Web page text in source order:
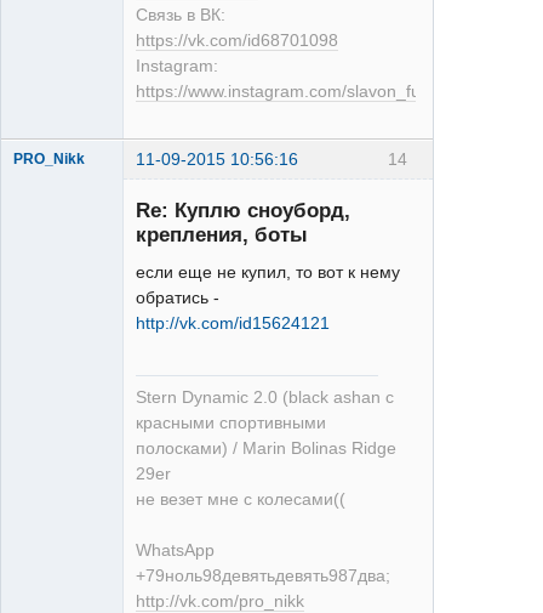
Связь в ВК:
https://vk.com/id68701098
Instagram:
https://www.instagram.com/slavon_fuckoff/
14
PRO_Nikk 11-09-2015 10:56:16
Re: Куплю сноуборд,
крепления, боты
если еще не купил, то вот к нему
обратись -
http://vk.com/id15624121
Stern Dynamic 2.0 (black ashan с
красными спортивными
полосками) / Marin Bolinas Ridge
29er
не везет мне с колесами((
WhatsApp
+79ноль98девятьдевять987два;
http://vk.com/pro_nikk